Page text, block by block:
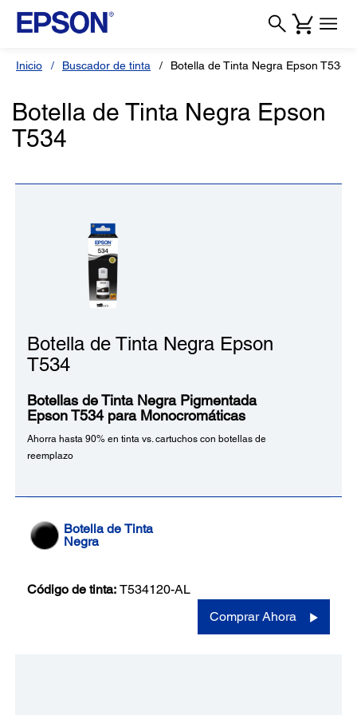
Inicio Buscador de tinta Botella de Tinta Negra Epson T534
Botella de Tinta Negra Epson
T534
Botella de Tinta Negra Epson
T534
Botellas de Tinta Negra Pigmentada
Epson T534 para Monocromáticas
Ahorra hasta 90% en tinta vs. cartuchos con botellas de
reemplazo
Botella de Tinta
Negra
Código de tinta: T534120-AL
Comprar Ahora